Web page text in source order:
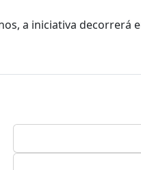
a iniciativa decorrerá